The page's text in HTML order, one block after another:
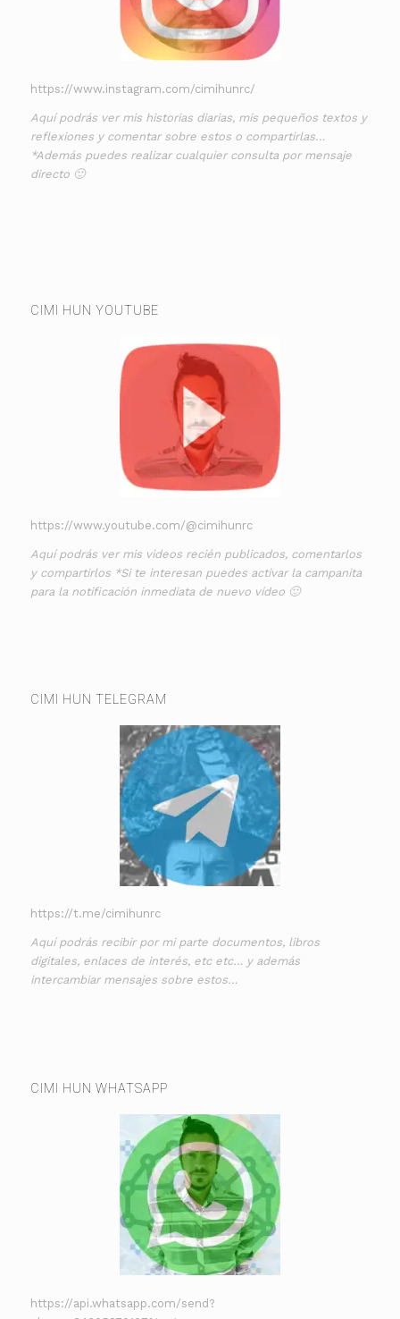
https://www.instagram.com/cimihunrc/
Aquí podrás ver mis historias diarias, mis pequeños textos y
reflexiones y comentar sobre estos o compartirlas…
*Además puedes realizar cualquier consulta por mensaje
directo 🙂
CIMI HUN YOUTUBE
https://www.youtube.com/@cimihunrc
Aquí podrás ver mis videos recién publicados, comentarlos
y compartirlos *Si te interesan puedes activar la campanita
para la notificación inmediata de nuevo vídeo 🙂
CIMI HUN TELEGRAM
https://t.me/cimihunrc
Aquí podrás recibir por mi parte documentos, libros
digitales, enlaces de interés, etc etc… y además
intercambiar mensajes sobre estos…
CIMI HUN WHATSAPP
https://api.whatsapp.com/send?